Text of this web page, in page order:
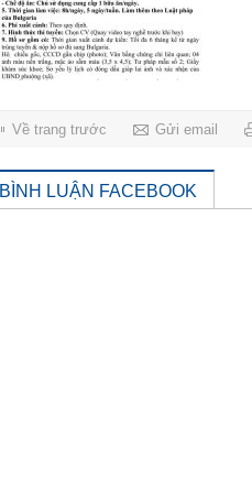
Về trang trước Gửi email
BÌNH LUẬN FACEBOOK